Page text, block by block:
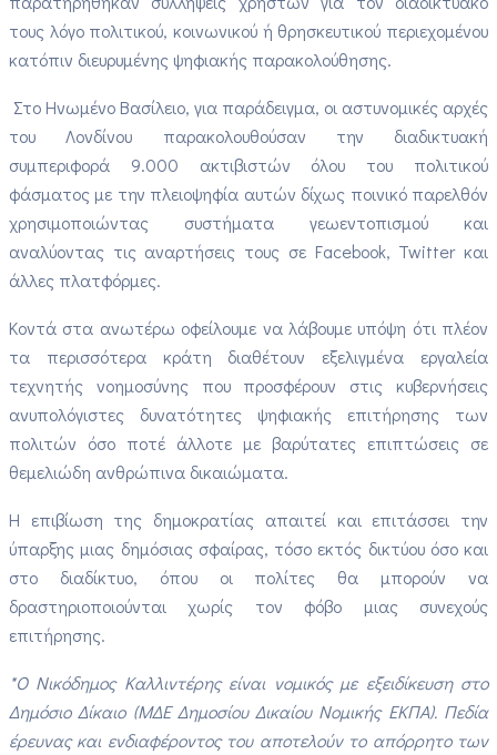
τους λόγο πολιτικού, κοινωνικού ή θρησκευτικού περιεχομένου
κατόπιν διευρυμένης ψηφιακής παρακολούθησης.
Στο Ηνωμένο Βασίλειο, για παράδειγμα, οι αστυνομικές αρχές
του Λονδίνου παρακολουθούσαν την διαδικτυακή
συμπεριφορά 9.000 ακτιβιστών όλου του πολιτικού
φάσματος με την πλειοψηφία αυτών δίχως ποινικό παρελθόν
χρησιμοποιώντας συστήματα γεωεντοπισμού και
αναλύοντας τις αναρτήσεις τους σε Facebook, Twitter και
άλλες πλατφόρμες.
Κοντά στα ανωτέρω οφείλουμε να λάβουμε υπόψη ότι πλέον
τα περισσότερα κράτη διαθέτουν εξελιγμένα εργαλεία
τεχνητής νοημοσύνης που προσφέρουν στις κυβερνήσεις
ανυπολόγιστες δυνατότητες ψηφιακής επιτήρησης των
πολιτών όσο ποτέ άλλοτε με βαρύτατες επιπτώσεις σε
θεμελιώδη ανθρώπινα δικαιώματα.
Η επιβίωση της δημοκρατίας απαιτεί και επιτάσσει την
ύπαρξης μιας δημόσιας σφαίρας, τόσο εκτός δικτύου όσο και
στο διαδίκτυο, όπου οι πολίτες θα μπορούν να
δραστηριοποιούνται χωρίς τον φόβο μιας συνεχούς
επιτήρησης.
*O Νικόδημος Καλλιντέρης είναι νομικός με εξειδίκευση στο
Δημόσιο Δίκαιο (ΜΔΕ Δημοσίου Δικαίου Νομικής ΕΚΠΑ). Πεδία
έρευνας και ενδιαφέροντος του αποτελούν το απόρρητο των